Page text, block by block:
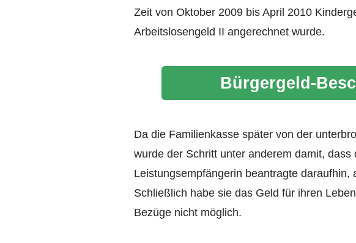
Zeit von Oktober 2009 bis April 2010
Arbeitslosengeld II angerechnet wurde.
Bürgergeld-
Da die Familienkasse später von der
wurde der Schritt unter anderem damit, dass
Leistungsempfängerin beantragte
Schließlich habe sie das Geld für ihren
Bezüge nicht möglich.